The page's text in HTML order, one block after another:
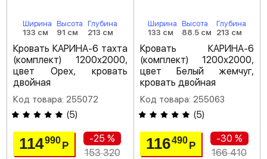
Ширина
133 см
Высота
91 см
Глубина
213 см
Кровать КАРИНА-6 тахта
(комплект) 1200х2000,
цвет Орех, кровать
двойная
Код товара: 255072
(5)
114990Р
-25 %
153 320
Ширина
133 см
Высота
88.5 см
Глубина
213 см
Кровать КАРИНА-6
(комплект) 1200х2000,
цвет Белый жемчуг,
кровать двойная
Код товара: 255063
(5)
116490 Р
-30 %
166 410